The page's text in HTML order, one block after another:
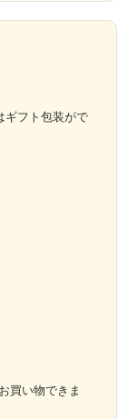
ギフト包装がで
買い物できま